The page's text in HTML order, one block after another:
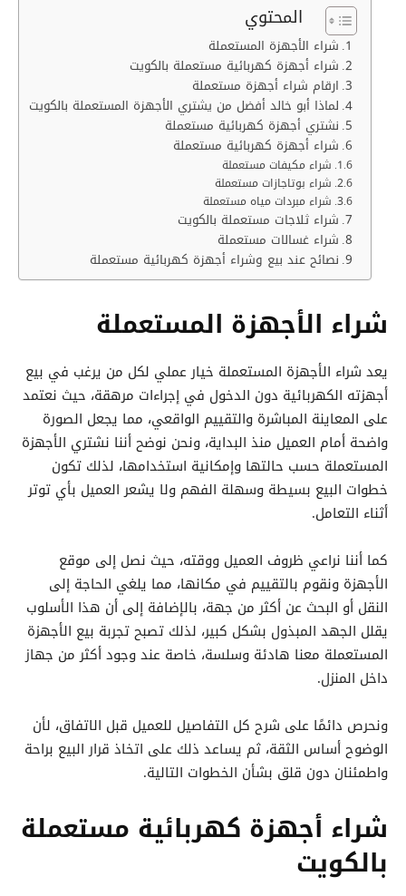
المحتوي
شراء الأجهزة المستعملة
شراء أجهزة كهربائية مستعملة بالكويت
ارقام شراء أجهزة مستعملة
لماذا أبو خالد أفضل من يشتري الأجهزة المستعملة بالكويت
نشتري أجهزة كهربائية مستعملة
شراء أجهزة كهربائية مستعملة
شراء مكيفات مستعملة
شراء بوتاجازات مستعملة
شراء مبردات مياه مستعملة
شراء ثلاجات مستعملة بالكويت
شراء غسالات مستعملة
نصائح عند بيع وشراء أجهزة كهربائية مستعملة
شراء الأجهزة المستعملة
يعد شراء الأجهزة المستعملة خيار عملي لكل من يرغب في بيع
أجهزته الكهربائية دون الدخول في إجراءات مرهقة، حيث نعتمد
على المعاينة المباشرة والتقييم الواقعي، مما يجعل الصورة
واضحة أمام العميل منذ البداية، ونحن نوضح أننا نشتري الأجهزة
المستعملة حسب حالتها وإمكانية استخدامها، لذلك تكون
خطوات البيع بسيطة وسهلة الفهم ولا يشعر العميل بأي توتر
أثناء التعامل.
كما أننا نراعي ظروف العميل ووقته، حيث نصل إلى موقع
الأجهزة ونقوم بالتقييم في مكانها، مما يلغي الحاجة إلى
النقل أو البحث عن أكثر من جهة، بالإضافة إلى أن هذا الأسلوب
يقلل الجهد المبذول بشكل كبير، لذلك تصبح تجربة بيع الأجهزة
المستعملة معنا هادئة وسلسة، خاصة عند وجود أكثر من جهاز
داخل المنزل.
ونحرص دائمًا على شرح كل التفاصيل للعميل قبل الاتفاق، لأن
الوضوح أساس الثقة، ثم يساعد ذلك على اتخاذ قرار البيع براحة
واطمئنان دون قلق بشأن الخطوات التالية.
شراء أجهزة كهربائية مستعملة
بالكويت